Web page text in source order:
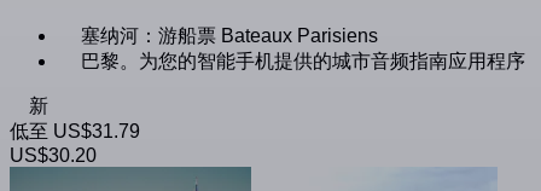
塞纳河：游船票 Bateaux Parisiens
巴黎。为您的智能手机提供的城市音频指南应用程序
新
低至 US$31.79
US$30.20